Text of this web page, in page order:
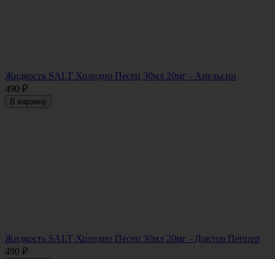
Жидкость SALT Холодно Песец 30мл 20мг - Апельсин
490 ₽
В корзину
Жидкость SALT Холодно Песец 30мл 20мг - Доктор Пеппер
490 ₽